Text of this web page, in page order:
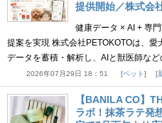
提供開始／株式会
健康データ × AI + 専
提案を実現 株式会社PETOKOTOは、
データを蓄積・解析し、AIと獣医師な
2026年07月29日 18：51 ペット
【BANILA CO】
ラボ！抹茶ラテ発